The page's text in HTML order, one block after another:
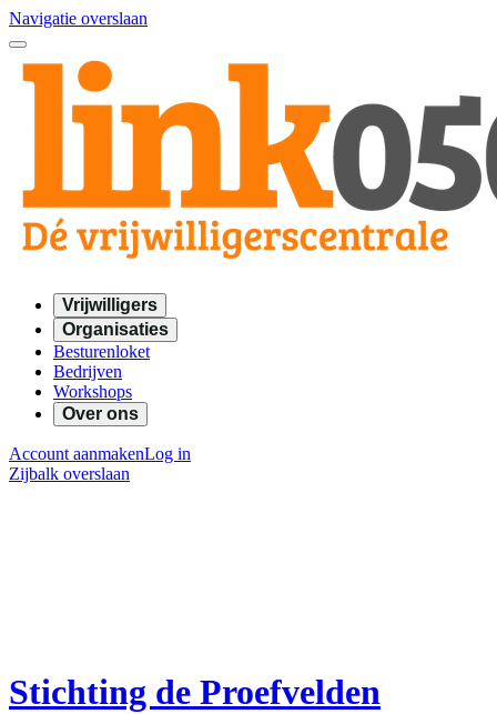
Navigatie overslaan
Vrijwilligers
Organisaties
Besturenloket
Bedrijven
Workshops
Over ons
Account aanmakenLog in
Zijbalk overslaan
Stichting de Proefvelden